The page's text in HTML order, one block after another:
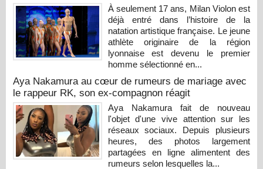
À seulement 17 ans, Milan Violon est
déjà entré dans l’histoire de la
natation artistique française. Le jeune
athlète originaire de la région
lyonnaise est devenu le premier
homme sélectionné en...
Aya Nakamura au cœur de rumeurs de mariage avec
le rappeur RK, son ex-compagnon réagit
Aya Nakamura fait de nouveau
l'objet d'une vive attention sur les
réseaux sociaux. Depuis plusieurs
heures, des photos largement
partagées en ligne alimentent des
rumeurs selon lesquelles la...